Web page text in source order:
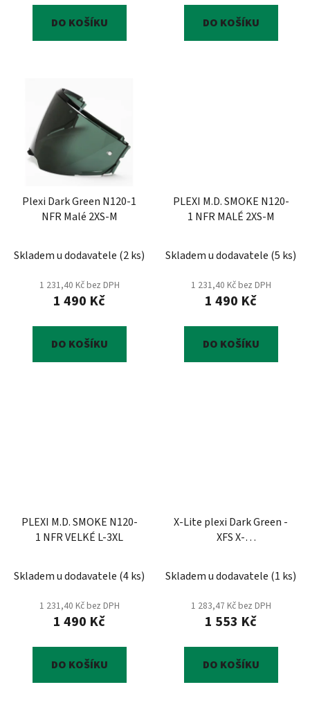
DO KOŠÍKU DO KOŠÍKU
Plexi Dark Green N120-1
NFR Malé 2XS-M
Skladem u dodavatele (2 ks)
1 231,40 Kč bez DPH
1 490 Kč
DO KOŠÍKU
PLEXI M.D. SMOKE N120-
1 NFR MALÉ 2XS-M
Skladem u dodavatele (5 ks)
1 231,40 Kč bez DPH
1 490 Kč
DO KOŠÍKU
PLEXI M.D. SMOKE N120-
1 NFR VELKÉ L-3XL
Skladem u dodavatele (4 ks)
1 231,40 Kč bez DPH
1 490 Kč
DO KOŠÍKU
X-Lite plexi Dark Green -
XFS X-
Skladem u dodavatele (1 ks)
1 283,47 Kč bez DPH
1 553 Kč
DO KOŠÍKU